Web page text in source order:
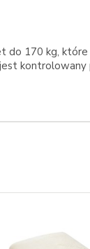
do 170 kg,
kontrolowany